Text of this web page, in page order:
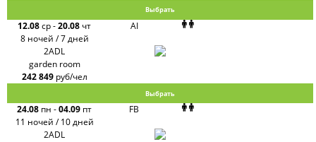
Выбрать
12.08ср-20.08 чт
8 ночей / 7 дней
AI
2ADL
garden room
242 849 руб/чел
Выбрать
24.08 пн -04.09 пт
11 ночей / 10 дней
FB
2ADL